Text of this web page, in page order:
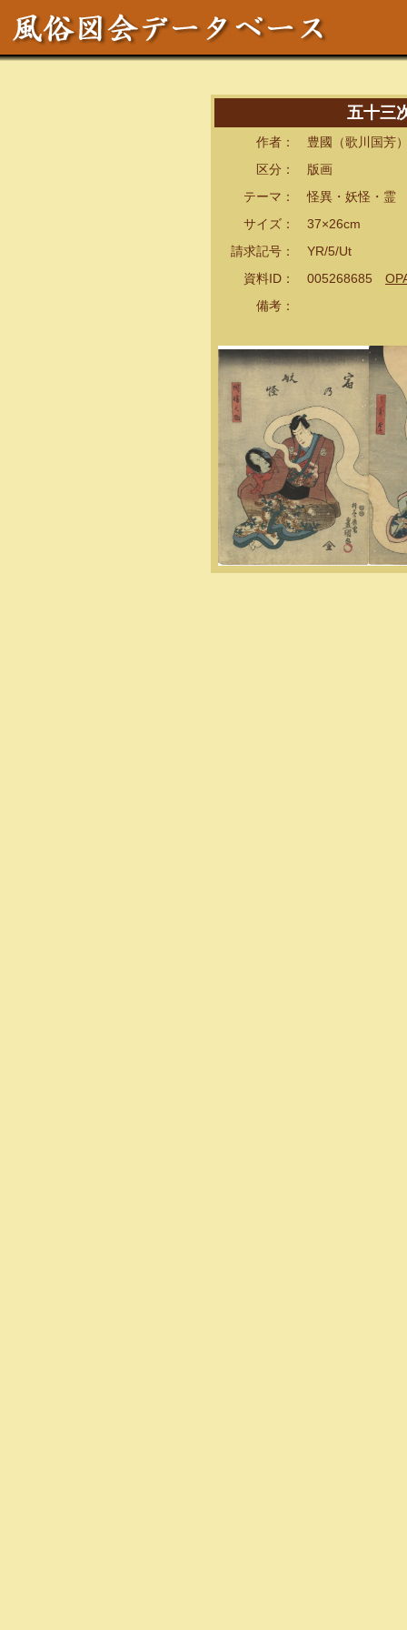
五十三
作者： 豊國（歌川国芳
区分： 版画
テーマ： 怪異・妖怪・霊
サイズ： 37×26cm
請求記号： YR/5/Ut
資料ID： 005268685
備考：